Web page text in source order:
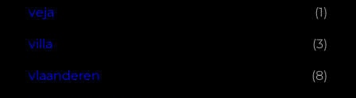
veja (1)
villa (3)
vlaanderen (8)